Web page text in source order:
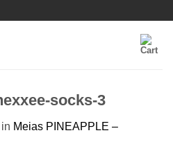
socks-3
in Meias PINEAPPLE –